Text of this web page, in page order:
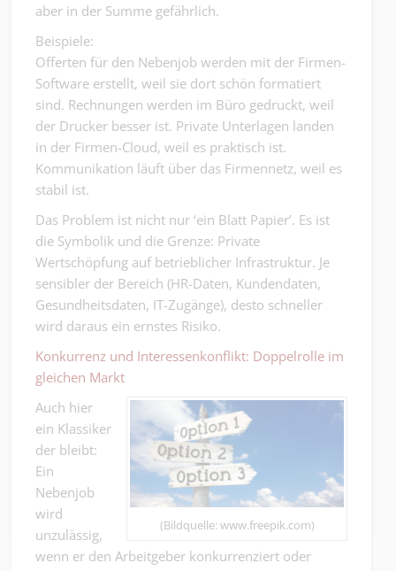
aber in der Summe gefährlich.
Beispiele:
Offerten für den Nebenjob werden mit der Firmen-
Software erstellt, weil sie dort schön formatiert
sind. Rechnungen werden im Büro gedruckt, weil
der Drucker besser ist. Private Unterlagen landen
in der Firmen-Cloud, weil es praktisch ist.
Kommunikation läuft über das Firmennetz, weil es
stabil ist.
Das Problem ist nicht nur ‘ein Blatt Papier’. Es ist
die Symbolik und die Grenze: Private
Wertschöpfung auf betrieblicher Infrastruktur. Je
sensibler der Bereich (HR-Daten, Kundendaten,
Gesundheitsdaten, IT-Zugänge), desto schneller
wird daraus ein ernstes Risiko.
Konkurrenz und Interessenkonflikt: Doppelrolle im
gleichen Markt
(Bildquelle: www.freepik.com)
Auch hier
ein Klassiker
der bleibt:
Ein
Nebenjob
wird
unzulässig,
wenn er den Arbeitgeber konkurrenziert oder